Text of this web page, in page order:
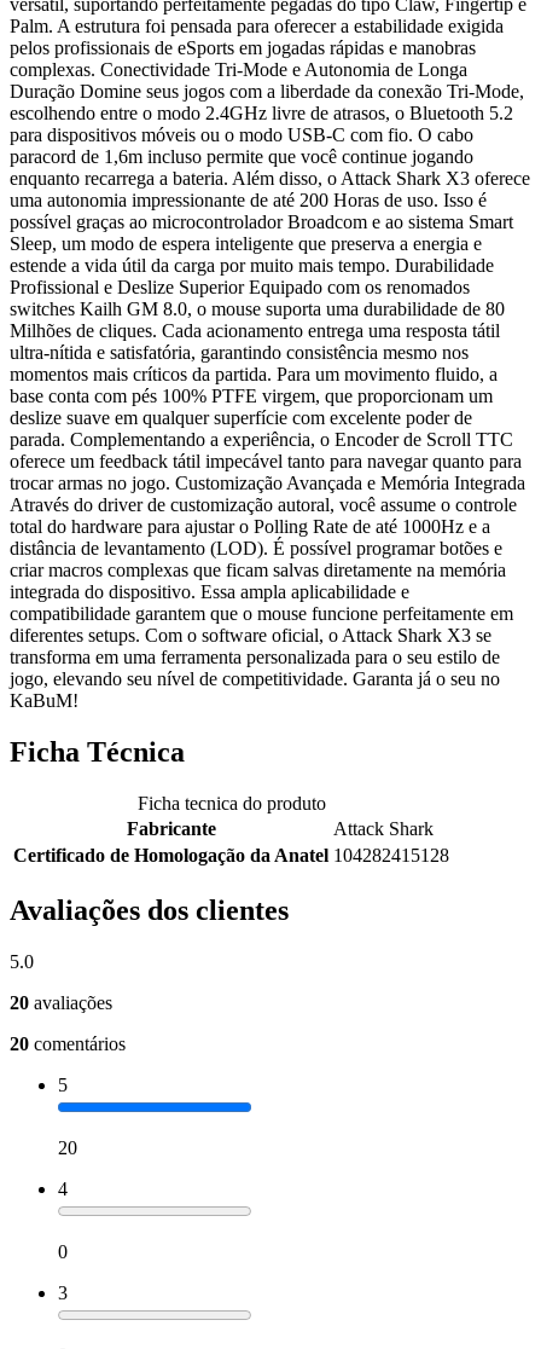
versátil, suportando perfeitamente pegadas do tipo Claw, Fingertip e
Palm. A estrutura foi pensada para oferecer a estabilidade exigida
pelos profissionais de eSports em jogadas rápidas e manobras
complexas. Conectividade Tri-Mode e Autonomia de Longa
Duração Domine seus jogos com a liberdade da conexão Tri-Mode,
escolhendo entre o modo 2.4GHz livre de atrasos, o Bluetooth 5.2
para dispositivos móveis ou o modo USB-C com fio. O cabo
paracord de 1,6m incluso permite que você continue jogando
enquanto recarrega a bateria. Além disso, o Attack Shark X3 oferece
uma autonomia impressionante de até 200 Horas de uso. Isso é
possível graças ao microcontrolador Broadcom e ao sistema Smart
Sleep, um modo de espera inteligente que preserva a energia e
estende a vida útil da carga por muito mais tempo. Durabilidade
Profissional e Deslize Superior Equipado com os renomados
switches Kailh GM 8.0, o mouse suporta uma durabilidade de 80
Milhões de cliques. Cada acionamento entrega uma resposta tátil
ultra-nítida e satisfatória, garantindo consistência mesmo nos
momentos mais críticos da partida. Para um movimento fluido, a
base conta com pés 100% PTFE virgem, que proporcionam um
deslize suave em qualquer superfície com excelente poder de
parada. Complementando a experiência, o Encoder de Scroll TTC
oferece um feedback tátil impecável tanto para navegar quanto para
trocar armas no jogo. Customização Avançada e Memória Integrada
Através do driver de customização autoral, você assume o controle
total do hardware para ajustar o Polling Rate de até 1000Hz e a
distância de levantamento (LOD). É possível programar botões e
criar macros complexas que ficam salvas diretamente na memória
integrada do dispositivo. Essa ampla aplicabilidade e
compatibilidade garantem que o mouse funcione perfeitamente em
diferentes setups. Com o software oficial, o Attack Shark X3 se
transforma em uma ferramenta personalizada para o seu estilo de
jogo, elevando seu nível de competitividade. Garanta já o seu no
KaBuM!
Ficha Técnica
Ficha tecnica do produto
Fabricante
Attack Shark
Certificado de Homologação da Anatel 104282415128
Avaliações dos clientes
5.0
20 avaliações
20 comentários
5
20
4
0
3